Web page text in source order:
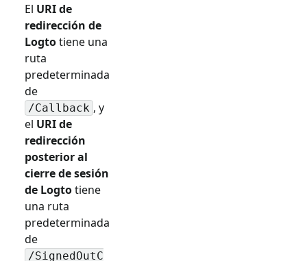
El URI de
redirección de
Logtotiene una
ruta
predeterminada
de
/Callback , y
el URI de
redirección
posterior al
cierre de sesión
de Logtotiene
una ruta
predeterminada
de
/SignedOutC